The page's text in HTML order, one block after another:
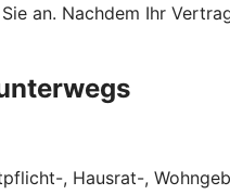
an. Nachdem Ihr
, Hausrat-,